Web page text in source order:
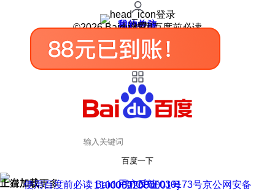
登录
我的关注
我的收藏
皮肤中心
用户反馈
设置
©2026 Baidu 使用百度前必读
百度一下
正在加载
上滑加载更多 用户反馈
使用百度前必读 Baidu 京ICP证030173号
京公网安备11000002000001号